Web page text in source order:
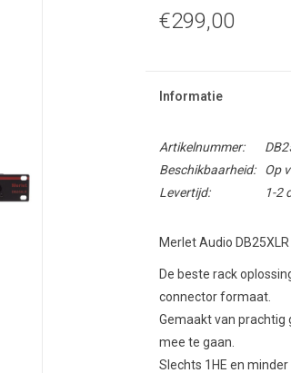
€299,00
Informatie
Artikelnummer:
Beschikbaarheid:
Op
Levertijd:
1-2
Merlet Audio
De beste rack
connector formaat.
Gemaakt van prachtig
mee te gaan.
Slechts 1HE en